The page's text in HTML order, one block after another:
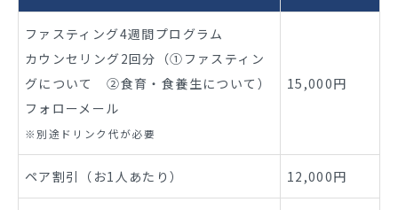
ファスティング4週間プログラム
カウンセリング2回分（①ファスティン
グについて ②食育・食養生について）
フォローメール
※別途ドリンク代が必要
15,000円
ペア割引（お1人あたり） 12,000円